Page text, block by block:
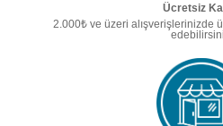
Ücretsiz
2.000₺ ve üzeri alışverişlerinizde